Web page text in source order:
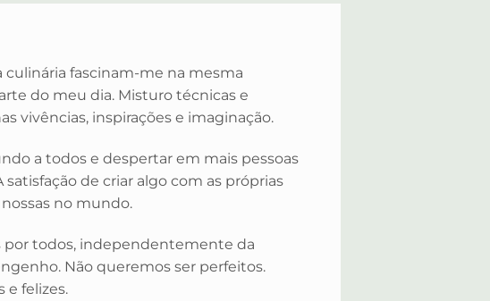
culinária fascinam-me na mesma
do meu dia. Misturo técnicas e
vivências, inspirações e imaginação.
a todos e despertar em mais pessoas
satisfação de criar algo com as próprias
nossas no mundo.
por todos, independentemente da
Não queremos ser perfeitos.
e felizes.